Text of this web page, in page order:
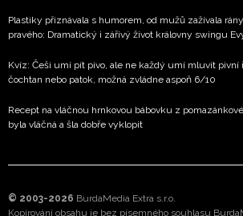
Plastiky přiznávala s humorem, od mužů zažívala
pravého: Dramatický i zářivý život královny swingu
Kvíz: Češi umí pít pivo, ale ne každý umí mluvit pivní
čochtan nebo patok, možná zvládne aspoň 6/10
Recept na vláčnou hrnkovou bábovku z
byla vláčná a šla dobře vyklopit
© 2003-2026 BurdaMedia Extra s.r.o.
Kopírování obsahu je bez písemného souhlasu